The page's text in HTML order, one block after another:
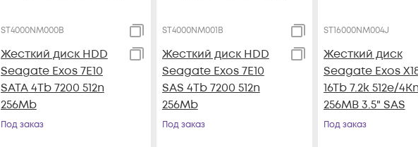
ST4000NM000B
Жесткий диск HDD
Seagate Exos 7E10
SATA 4Tb 7200 512n
256Mb
Под заказ
ST4000NM001B
Жесткий диск HDD
Seagate Exos 7E10
SAS 4Tb 7200 512n
256Mb
Под заказ
ST16000NM004J
Жесткий диск
Seagate Exos
16Tb 7.2k 512e/
256MB 3.5" SAS
Под заказ